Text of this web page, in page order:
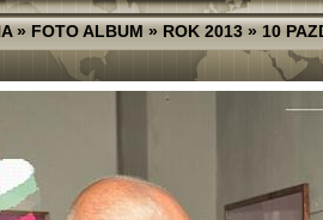
»FOTO ALBUM»ROK 2013»10